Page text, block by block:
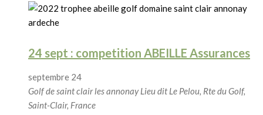
24 sept : competition ABEILLE Assurances
septembre 24
Golf de saint clair les annonayLieu dit Le Pelou, Rte du Golf,
Saint-Clair, France